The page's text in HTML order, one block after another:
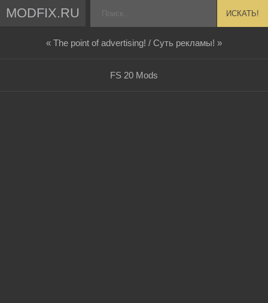
MODFIX.RU ИСКАТЬ!
« The point of advertising! / Суть рекламы! »
FS 20 Mods